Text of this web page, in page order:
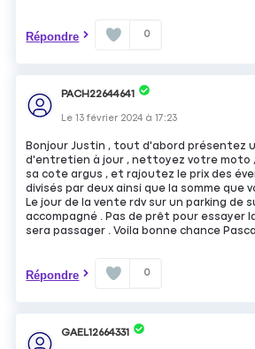
Répondre 0
PACH22644641
Le13 février 2024 à17:23
Bonjour Justin , tout d'abord présentez
d'entretien à jour , nettoyez votre moto
sa cote argus , et rajoutez le prix des
divisés par deux ainsi que la somme que
Le jour de la vente rdv sur un parking de
accompagné . Pas de prêt pour essayer
sera passager . Voila bonne chance Pascal
Répondre 0
GAEL12664331